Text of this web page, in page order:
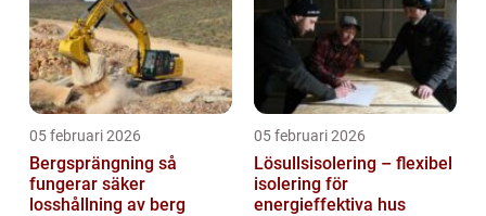
05 februari 2026
Bergsprängning så
fungerar säker
losshållning av berg
05 februari 2026
Lösullsisolering – flexibel
isolering för
energieffektiva hus